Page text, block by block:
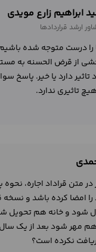
ابراهیم زارع مویدی
ارشد قراردادها
را درست متوجه شده
از قرض الحسنه به
تاثیر دارد یا خیر. پاسخ
تاثیری ندارد.
متن قراداد اجاره،
را امضا کرده باشد و
شود و خانه هم تحویل
مهر شود بعد از یک سال
نکرده است؟